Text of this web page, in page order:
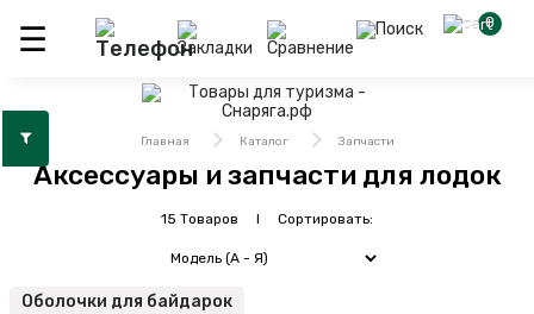
0
Главная Каталог Запчасти
Аксессуары и запчасти для лодок
15 Товаров I Сортировать:
Оболочки для байдарок